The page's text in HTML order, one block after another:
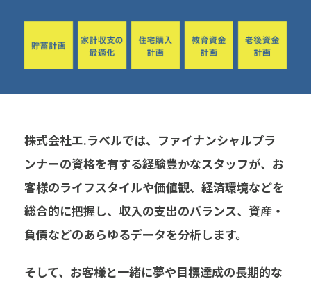
株式会社エ.ラベルでは、ファイナンシャルプラ
ンナーの資格を有する経験豊かなスタッフが、お
客様のライフスタイルや価値観、経済環境などを
総合的に把握し、収入の支出のバランス、資産・
負債などのあらゆるデータを分析します。
そして、お客様と一緒に夢や目標達成の長期的な